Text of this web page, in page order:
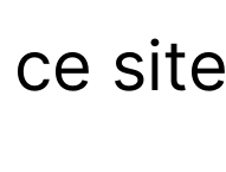
site